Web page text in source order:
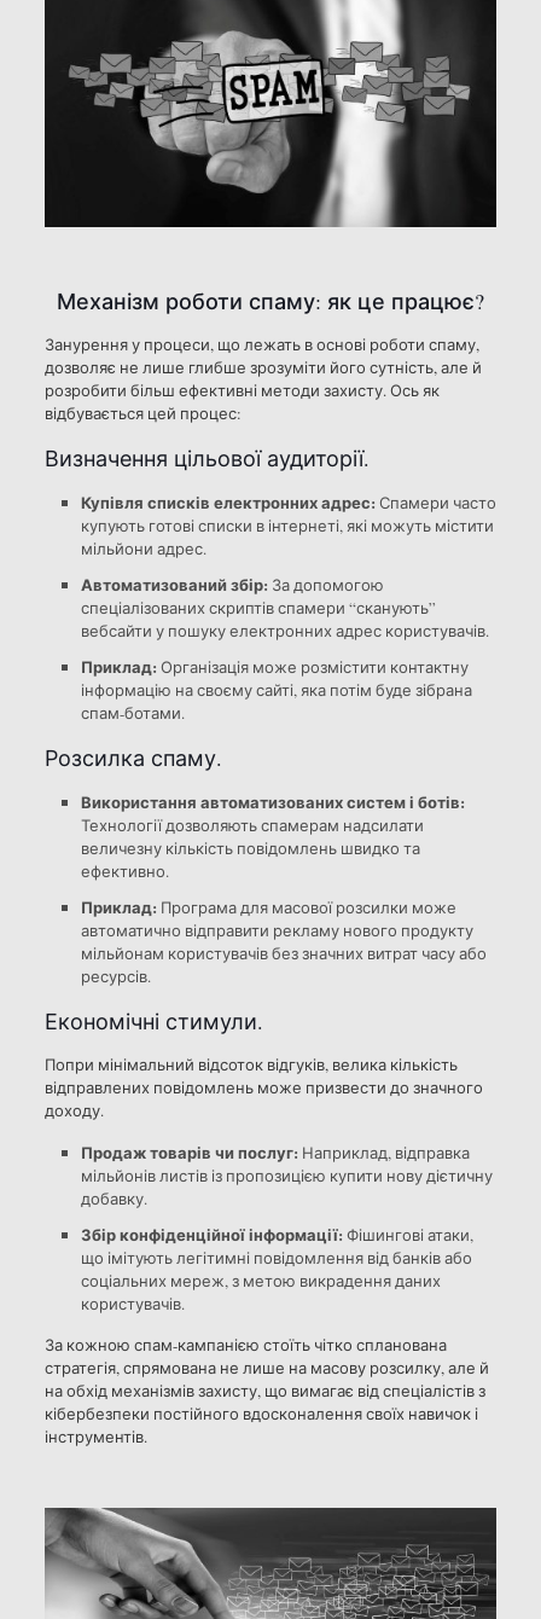
Механізм роботи спаму: як це працює?
Занурення у процеси, що лежать в основі роботи спаму,
дозволяє не лише глибше зрозуміти його сутність, але й
розробити більш ефективні методи захисту. Ось як
відбувається цей процес:
Визначення цільової аудиторії.
Купівля списків електронних адрес: Спамери часто
купують готові списки в інтернеті, які можуть містити
мільйони адрес.
Автоматизований збір: За допомогою
спеціалізованих скриптів спамери “сканують”
вебсайти у пошуку електронних адрес користувачів.
Приклад: Організація може розмістити контактну
інформацію на своєму сайті, яка потім буде зібрана
спам-ботами.
Розсилка спаму.
Використання автоматизованих систем і ботів:
Технології дозволяють спамерам надсилати
величезну кількість повідомлень швидко та
ефективно.
Приклад: Програма для масової розсилки може
автоматично відправити рекламу нового продукту
мільйонам користувачів без значних витрат часу або
ресурсів.
Економічні стимули.
Попри мінімальний відсоток відгуків, велика кількість
відправлених повідомлень може призвести до значного
доходу.
Продаж товарів чи послуг: Наприклад, відправка
мільйонів листів із пропозицією купити нову дієтичну
добавку.
Збір конфіденційної інформації: Фішингові атаки,
що імітують легітимні повідомлення від банків або
соціальних мереж, з метою викрадення даних
користувачів.
За кожною спам-кампанією стоїть чітко спланована
стратегія, спрямована не лише на масову розсилку, але й
на обхід механізмів захисту, що вимагає від спеціалістів з
кібербезпеки постійного вдосконалення своїх навичок і
інструментів.